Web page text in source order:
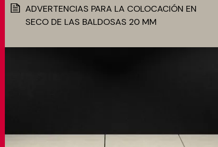
ADVERTENCIAS PARA LA COLOCACIÓN EN
SECO DE LAS BALDOSAS 20 MM